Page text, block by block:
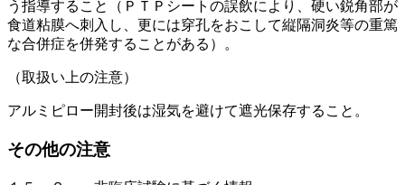
う指導すること（ＰＴＰシートの誤飲により、硬い鋭角部が
食道粘膜へ刺入し、更には穿孔をおこして縦隔洞炎等の重篤
な合併症を併発することがある）。
（取扱い上の注意）
アルミピロー開封後は湿気を避けて遮光保存すること。
その他の注意